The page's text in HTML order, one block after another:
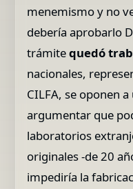
menemismo y no
debería aprobarlo
trámitequedó
nacionales,
CILFA, se oponen
argumentar que
laboratorios
originales -de 20
impediría la